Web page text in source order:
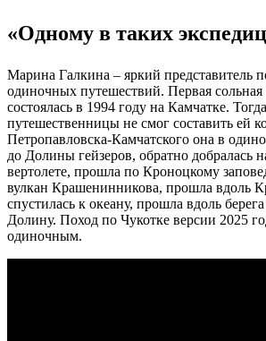
«Одному в таких
Марина Галкина – яркий представитель
одиночных путешествий. Первая сольная
состоялась в 1994 году на Камчатке.
путешественницы не смог составить ей
Петропавловска-Камчатского она в
до Долины гейзеров, обратно добралась
вертолете, прошла по Кроноцкому
вулкан Крашенинникова, прошла вдоль
спустилась к океану, прошла вдоль
Долину. Поход по Чукотке версии 2025
одиночным.